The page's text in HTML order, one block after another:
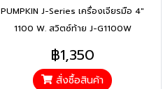
PUMPKIN J-Series เครื่องเจียรมือ 4″
1100 W. สวิตซ์ท้าย J-G1100W
฿1,350
สั่งซื้อสินค้า